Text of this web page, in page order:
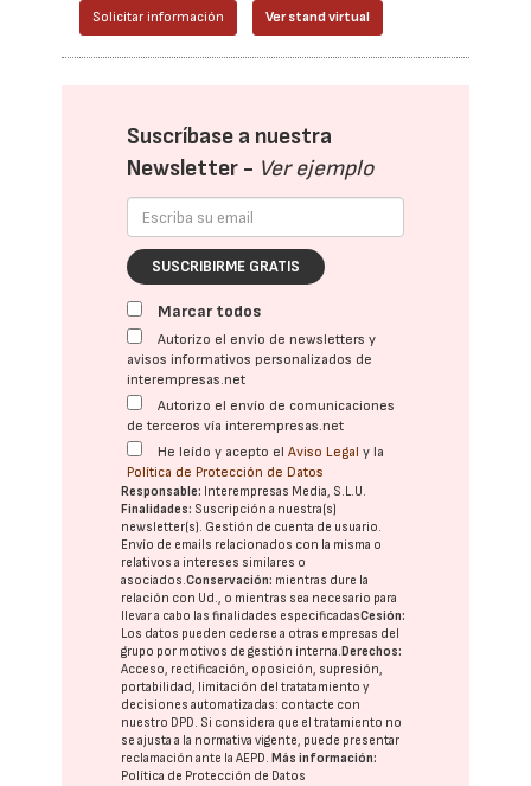
Solicitar información Ver stand virtual
Suscríbase a nuestra
Newsletter - Ver ejemplo
SUSCRIBIRME GRATIS
Marcar todos
Autorizo el envío de newsletters y
avisos informativos personalizados de
interempresas.net
Autorizo el envío de comunicaciones
de terceros vía interempresas.net
He leído y acepto elAviso Legal y la
Política de Protección de Datos
Responsable: Interempresas Media, S.L.U.
Finalidades: Suscripción a nuestra(s)
newsletter(s). Gestión de cuenta de usuario.
Envío de emails relacionados con la misma o
relativos a intereses similares o
asociados.Conservación: mientras dure la
relación con Ud., o mientras sea necesario para
llevar a cabo las finalidades especificadasCesión:
Los datos pueden cederse a otras empresas del
grupo por motivos de gestión interna. Derechos:
Acceso, rectificación, oposición, supresión,
portabilidad, limitación del tratatamiento y
decisiones automatizadas: contacte con
nuestro DPD. Si considera que el tratamiento no
se ajusta a la normativa vigente, puede presentar
reclamación ante laAEPD. Más información:
Política de Protección de Datos